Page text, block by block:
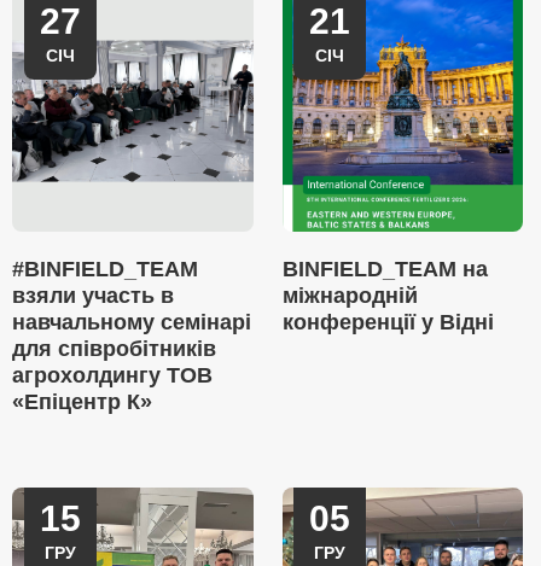
27
СІЧ
#BINFIELD_TEAM
взяли участь в
навчальному семінарі
для співробітників
агрохолдингу ТОВ
«Епіцентр К»
21
СІЧ
BINFIELD_TEAM на
міжнародній
конференції у Відні
15
ГРУ
05
ГРУ